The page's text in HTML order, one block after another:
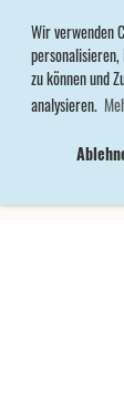
Wir verwenden
zu können und
analysieren.